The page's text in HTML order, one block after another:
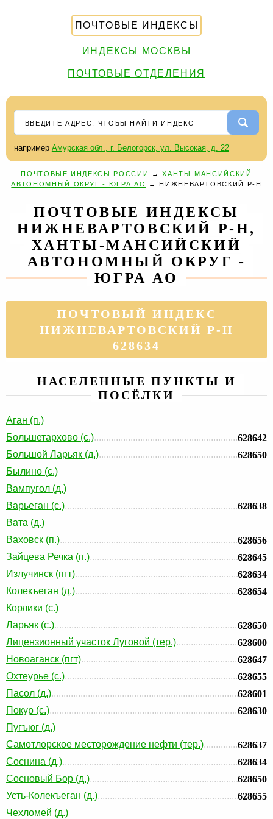
ПОЧТОВЫЕ ИНДЕКСЫ
ИНДЕКСЫ МОСКВЫ
ПОЧТОВЫЕ ОТДЕЛЕНИЯ
например Амурская обл., г. Белогорск, ул. Высокая, д. 22
ПОЧТОВЫЕ ИНДЕКСЫ РОССИИ →ХАНТЫ-МАНСИЙСКИЙ
АВТОНОМНЫЙ ОКРУГ - ЮГРА АО
→НИЖНЕВАРТОВСКИЙ Р-Н
ПОЧТОВЫЕ ИНДЕКСЫ
НИЖНЕВАРТОВСКИЙ Р-Н,
ХАНТЫ-МАНСИЙСКИЙ
АВТОНОМНЫЙ ОКРУГ -
ЮГРА АО
ПОЧТОВЫЙ ИНДЕКС
НИЖНЕВАРТОВСКИЙ Р-Н
628634
НАСЕЛЕННЫЕ ПУНКТЫ И
ПОСЁЛКИ
Аган (п.)
Большетархово (с.)
628642
Большой Ларьяк (д.)
628650
Былино (с.)
Вампугол (д.)
Варьеган (с.)
628638
Вата (д.)
Ваховск (п.)
628656
Зайцева Речка (п.)
628645
Излучинск (пгт)
628634
Колекъеган (д.)
628654
Корлики (с.)
Ларьяк (с.)
628650
Лицензионный участок Луговой (тер.)
628600
Новоаганск (пгт)
628647
Охтеурье (с.)
628655
Пасол (д.)
628601
Покур (с.)
628630
Пугъюг (д.)
Самотлорское месторождение нефти (тер.)
628637
Соснина (д.)
628634
Сосновый Бор (д.)
628650
Усть-Колекъеган (д.)
628655
Чехломей (д.)